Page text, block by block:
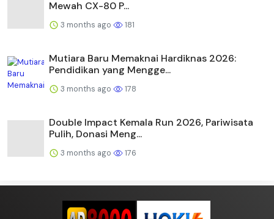
Mewah CX-80 P...
3 months ago 181
Mutiara Baru Memaknai Hardiknas 2026:
Pendidikan yang Mengge...
3 months ago 178
Double Impact Kemala Run 2026, Pariwisata
Pulih, Donasi Meng...
3 months ago 176